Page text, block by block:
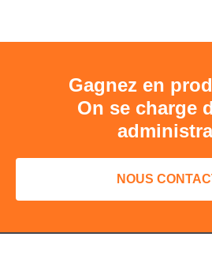
Gagnez en
On se charge
NOUS